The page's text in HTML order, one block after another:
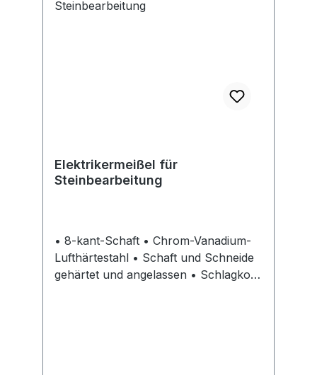
Elektrikermeißel für
Steinbearbeitung
• 8-kant-Schaft • Chrom-Vanadium-
Lufthärtestahl • Schaft und Schneide
gehärtet und angelassen • Schlagkopf